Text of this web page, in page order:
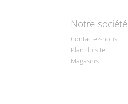
Notre société
Contactez-nous
Plan du site
Magasins